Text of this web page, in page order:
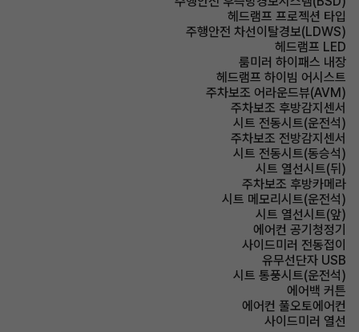
헤드램프 프로젝션 타입
주행안전 차선이탈경보(LDWS)
헤드램프 LED
룸미러 하이패스 내장
헤드램프 하이빔 어시스트
주차보조 어라운드뷰(AVM)
주차보조 후방감지센서
시트 전동시트(운전석)
주차보조 전방감지센서
시트 전동시트(동승석)
시트 열선시트(뒤)
주차보조 후방카메라
시트 메모리시트(운전석)
시트 열선시트(앞)
에어컨 공기청정기
사이드미러 전동접이
유무선단자 USB
시트 통풍시트(운전석)
에어백 커튼
에어컨 풀오토에어컨
사이드미러 열선